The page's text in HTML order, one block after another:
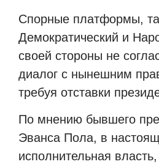
Спорные платформы,
Демократический и
своей стороны не
диалог с нынешним
требуя отставки
По мнению бывшего
Эванса Пола, в
исполнительная